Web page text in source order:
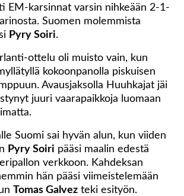
EM-karsinnat varsin nihkeään 2-1-
Suomen molemmista
Pyry Soiri.
ottelu oli muisto vain, kun
kokoonpanolla piskuisen
Avausjaksolla Huuhkajat jäi
juuri vaarapaikkoja luomaan
Suomi sai hyvän alun, kun viiden
Pyry Soiri pääsi maalin edestä
verkkoon. Kahdeksan
hän pääsi viimeistelemään
Tomas Galvez teki esityön.